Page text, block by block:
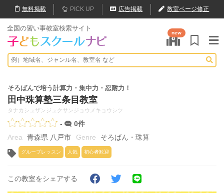
無料掲載 PICK UP 広告掲載 教室ページ修正
全国の習い事教室検索サイト
new
そろばんで培う計算力・集中力・忍耐力！
田中珠算塾三条目教室
タナカシュザンジュクサンジョウメキョウシツ
-
0件
青森県 八戸市
そろばん・珠算
グループレッスン 人気 初心者歓迎
この教室をシェアする